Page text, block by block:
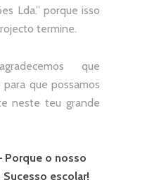
Lda.” porque isso
termine.
que
que possamos
neste teu grande
Porque o nosso
escolar!